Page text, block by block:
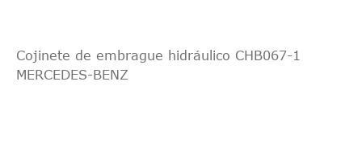
Cojinete de embrague hidráulico CHB067-1
MERCEDES-BENZ